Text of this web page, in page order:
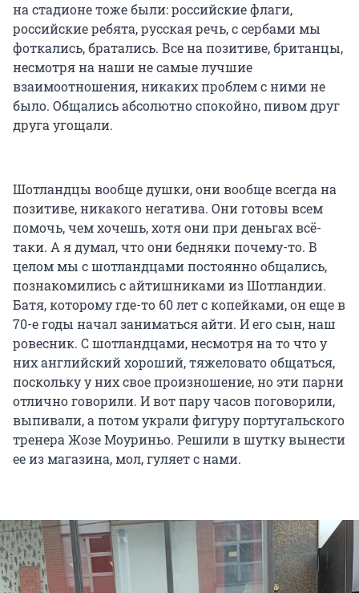
на стадионе тоже были: российские флаги,
российские ребята, русская речь, с сербами мы
фоткались, братались. Все на позитиве, британцы,
несмотря на наши не самые лучшие
взаимоотношения, никаких проблем с ними не
было. Общались абсолютно спокойно, пивом друг
друга угощали.
Шотландцы вообще душки, они вообще всегда на
позитиве, никакого негатива. Они готовы всем
помочь, чем хочешь, хотя они при деньгах всё-
таки. А я думал, что они бедняки почему-то. В
целом мы с шотландцами постоянно общались,
познакомились с айтишниками из Шотландии.
Батя, которому где-то 60 лет с копейками, он еще в
70-е годы начал заниматься айти. И его сын, наш
ровесник. С шотландцами, несмотря на то что у
них английский хороший, тяжеловато общаться,
поскольку у них свое произношение, но эти парни
отлично говорили. И вот пару часов поговорили,
выпивали, а потом украли фигуру португальского
тренера Жозе Моуриньо. Решили в шутку вынести
ее из магазина, мол, гуляет с нами.